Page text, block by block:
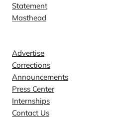
Statement
Masthead
Advertise
Corrections
Announcements
Press Center
Internships
Contact Us